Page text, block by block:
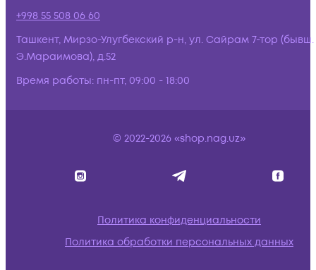
+998 55 508 06 60
Ташкент, Мирзо-Улугбекский р-н, ул. Сайрам 7-тор (бывш.
Э.Мараимова), д.52
Время работы: пн-пт, 09:00 - 18:00
© 2022-2026 «shop.nag.uz»
Политика конфиденциальности
Политика обработки персональных данных